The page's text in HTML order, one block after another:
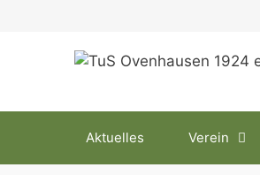
Aktuelles Verein